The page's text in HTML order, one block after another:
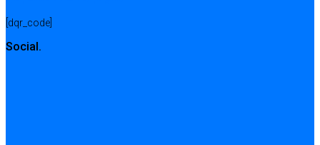
[dqr_code]
Social.